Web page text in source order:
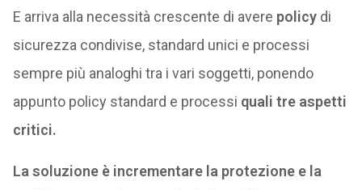
E arriva alla necessità crescente di avere policydi
sicurezza condivise, standard unici e processi
sempre più analoghi tra i vari soggetti, ponendo
appunto policy standard e processi quali tre aspetti
critici.
La soluzione è incrementare la protezione e la